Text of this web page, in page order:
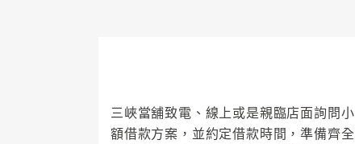
三峽當舖致電、線上或是親臨店面詢問小
額借款方案，並約定借款時間，準備齊全